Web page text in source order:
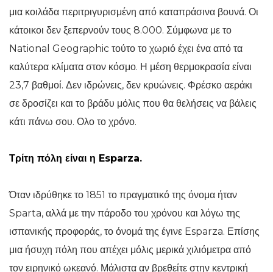
μια κοιλάδα περιτριγυρισμένη από καταπράσινα βουνά. Οι
κάτοικοι δεν ξεπερνούν τους 8.000. Σύμφωνα με το
National Geographic τούτο το χωριό έχει ένα από τα
καλύτερα κλίματα στον κόσμο. Η μέση θερμοκρασία είναι
23,7 βαθμοί. Δεν ιδρώνεις, δεν κρυώνεις. Φρέσκο αεράκι
σε δροσίζει και το βράδυ μόλις που θα θελήσεις να βάλεις
κάτι πάνω σου. Ολο το χρόνο.
Τρίτη πόλη είναι η Esparza.
Όταν ιδρύθηκε το 1851 το πραγματικό της όνομα ήταν
Sparta, αλλά με την πάροδο του χρόνου και λόγω της
ισπανικής προφοράς, το όνομά της έγινε Esparza. Επίσης
μια ήσυχη πόλη που απέχει μόλις μερικά χιλιόμετρα από
τον ειρηνικό ωκεανό. Μάλιστα αν βρεθείτε στην κεντρική